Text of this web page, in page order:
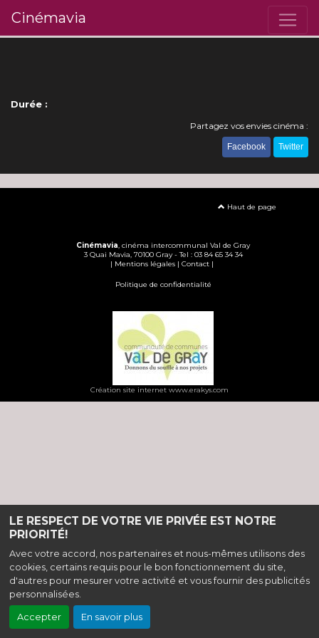
LE RESPECT DE VOTRE VIE PRIVÉE EST NOTRE
PRIORITÉ!
Avec votre accord, nos partenaires et nous-mêmes utilisons des
cookies, certains requis pour le bon fonctionnement du site,
d'autres pour mesurer votre activité et vous fournir des publicités
personnalisées.
Accepter En savoir plus
Cinémavia
Durée :
Partagez vos envies cinéma :
Facebook Twitter
Haut de page
Cinémavia, cinéma intercommunal Val de Gray
3 Quai Mavia, 70100 Gray - Tel : 03 84 65 34 34
| Mentions légales | Contact |
Politique de confidentialité
Création site internet www.erakys.com